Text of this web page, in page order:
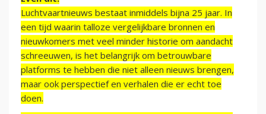
Luchtvaartnieuws bestaat inmiddels bijna 25 jaar. In
een tijd waarin talloze vergelijkbare bronnen en
nieuwkomers met veel minder historie om aandacht
schreeuwen, is het belangrijk om betrouwbare
platforms te hebben die niet alleen nieuws brengen,
maar ook perspectief en verhalen die er echt toe
doen.